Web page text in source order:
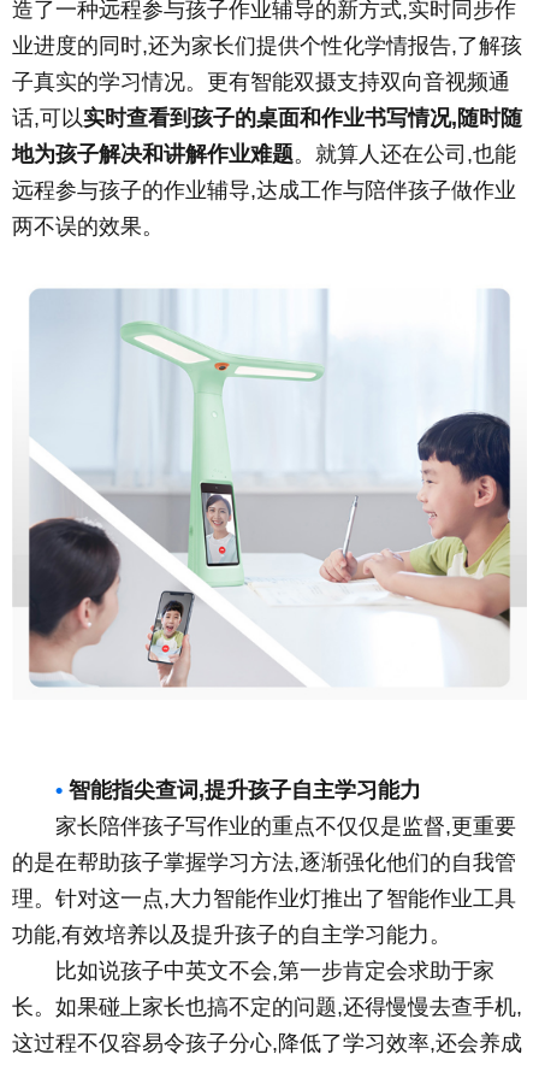
造了一种远程参与孩子作业辅导的新方式,实时同步作
业进度的同时,还为家长们提供个性化学情报告,了解孩
子真实的学习情况。更有智能双摄支持双向音视频通
话,可以实时查看到孩子的桌面和作业书写情况,随时随
地为孩子解决和讲解作业难题。就算人还在公司,也能
远程参与孩子的作业辅导,达成工作与陪伴孩子做作业
两不误的效果。
• 智能指尖查词,提升孩子自主学习能力
家长陪伴孩子写作业的重点不仅仅是监督,更重要
的是在帮助孩子掌握学习方法,逐渐强化他们的自我管
理。针对这一点,大力智能作业灯推出了智能作业工具
功能,有效培养以及提升孩子的自主学习能力。
比如说孩子中英文不会,第一步肯定会求助于家
长。如果碰上家长也搞不定的问题,还得慢慢去查手机,
这过程不仅容易令孩子分心,降低了学习效率,还会养成